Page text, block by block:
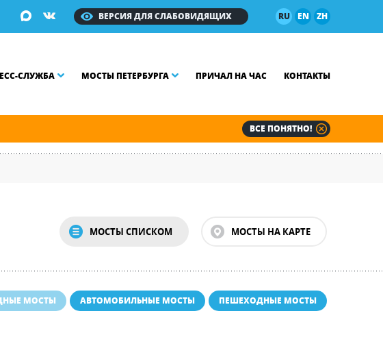
RU EN ZH
ВЕРСИЯ ДЛЯ СЛАБОВИДЯЩИХ
СЛУЖБА МОСТЫ ПЕТЕРБУРГА ПРИЧАЛ НА ЧАС КОНТАКТЫ
ВСЕ ПОНЯТНО!
МОСТЫ СПИСКОМ МОСТЫ НА КАРТЕ
МОСТЫ АВТОМОБИЛЬНЫЕ МОСТЫ ПЕШЕХОДНЫЕ МОСТЫ